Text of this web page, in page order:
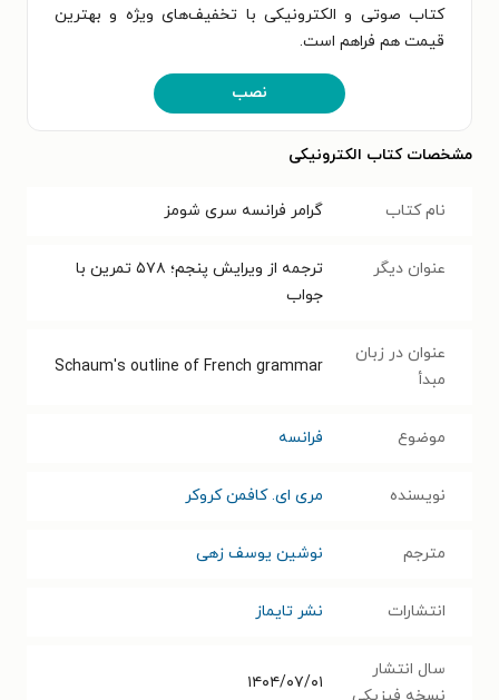
کتاب صوتی و الکترونیکی با تخفیف‌های ویژه و بهترین
قیمت هم فراهم است.
نصب
مشخصات کتاب الکترونیکی
نام کتاب گرامر فرانسه سری شومز
عنوان دیگر
ترجمه از ویرایش پنجم؛ ۵۷۸ تمرین با
جواب
عنوان در زبان
مبدأ
Schaum's outline of French grammar
موضوع فرانسه
نویسنده مری ای. کافمن کروکر
مترجم نوشین یوسف زهی
انتشارات نشر تایماز
سال انتشار
۱۴۰۴/۰۷/۰۱